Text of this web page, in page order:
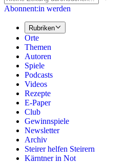
Abonnent:in werden
Rubriken
Orte
Themen
Autoren
Spiele
Podcasts
Videos
Rezepte
E-Paper
Club
Gewinnspiele
Newsletter
Archiv
Steirer helfen Steirern
Kärntner in Not